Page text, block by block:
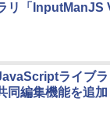
リ「InputManJS
ライブ
同編集機能を追加